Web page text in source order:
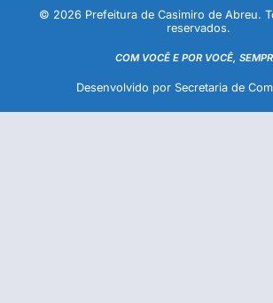
© 2026 Prefeitura de Casimiro de Abreu.
reservados.
COM VOCÊ E POR VOCÊ,
Desenvolvido por Secretaria de